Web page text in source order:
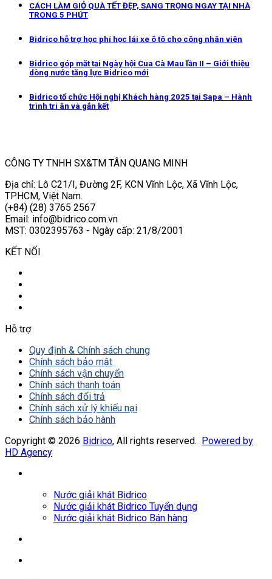
CÁCH LÀM GIỎ QUÀ TẾT ĐẸP, SANG TRỌNG NGAY TẠI NHÀ
TRONG 5 PHÚT
Bidrico hỗ trợ học phí học lái xe ô tô cho công nhân viên
Bidrico góp mặt tại Ngày hội Cua Cà Mau lần II – Giới thiệu
dòng nước tăng lực Bidrico mới
Bidrico tổ chức Hội nghị Khách hàng 2025 tại Sapa – Hành
trình tri ân và gắn kết
CÔNG TY TNHH SX&TM TÂN QUANG MINH
Địa chỉ: Lô C21/I, Đường 2F, KCN Vĩnh Lộc, Xã Vĩnh Lộc,
TP.HCM, Việt Nam.
(+84) (28) 3765 2567
Email: info@bidrico.com.vn
MST: 0302395763 - Ngày cấp: 21/8/2001
KẾT NỐI
Hỗ trợ
Quy định & Chính sách chung
Chính sách bảo mật
Chính sách vận chuyển
Chính sách thanh toán
Chính sách đổi trả
Chính sách xử lý khiếu nại
Chính sách bảo hành
Copyright © 2026 Bidrico, All rights reserved. Powered by
HD Agency
Nước giải khát Bidrico
Nước giải khát Bidrico Tuyển dụng
Nước giải khát Bidrico Bán hàng